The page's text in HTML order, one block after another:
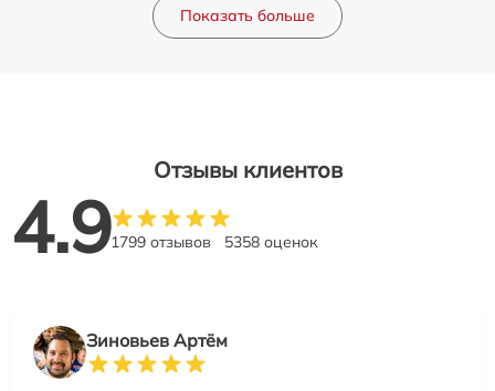
Показать больше
Отзывы клиентов
4.91799 отзывов 5358 оценок
Зиновьев Артём